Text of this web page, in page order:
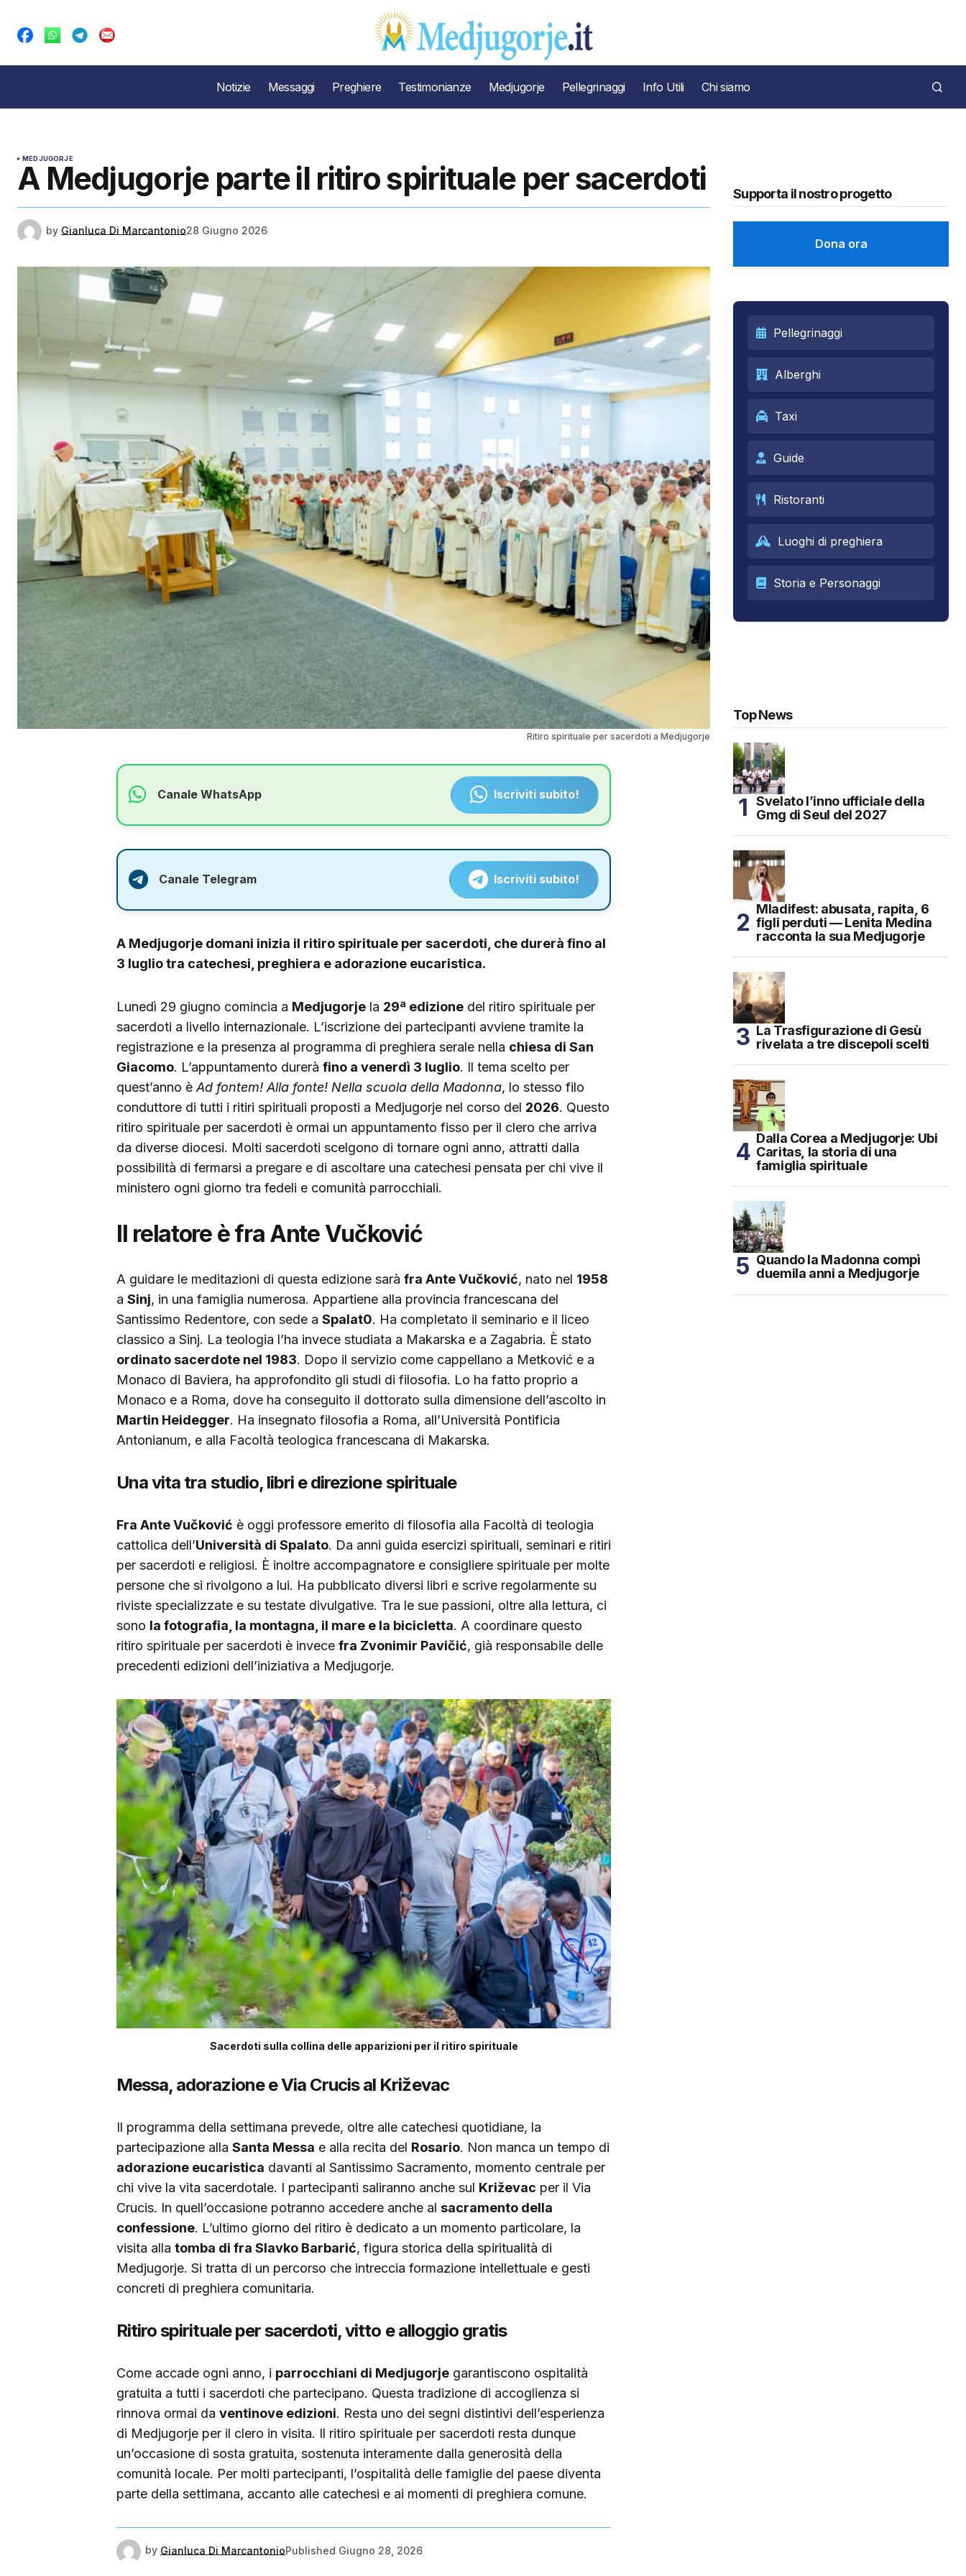
Notizie Messaggi Preghiere Testimonianze Medjugorje Pellegrinaggi Info Utili Chi siamo
MEDJUGORJE
A Medjugorje parte il ritiro spirituale per sacerdoti
by Gianluca Di Marcantonio28 Giugno 2026
Ritiro spirituale per sacerdoti a Medjugorje
Canale WhatsApp Iscriviti subito!
Canale Telegram Iscriviti subito!
A Medjugorje domani inizia il ritiro spirituale per sacerdoti, che durerà fino al
3 luglio tra catechesi, preghiera e adorazione eucaristica.
Lunedì 29 giugno comincia a Medjugorje la 29ª edizione del ritiro spirituale per
sacerdoti a livello internazionale. L’iscrizione dei partecipanti avviene tramite la
registrazione e la presenza al programma di preghiera serale nella chiesa di San
Giacomo. L’appuntamento durerà fino a venerdì 3 luglio. Il tema scelto per
quest’anno è Ad fontem! Alla fonte! Nella scuola della Madonna, lo stesso filo
conduttore di tutti i ritiri spirituali proposti a Medjugorje nel corso del 2026. Questo
ritiro spirituale per sacerdoti è ormai un appuntamento fisso per il clero che arriva
da diverse diocesi. Molti sacerdoti scelgono di tornare ogni anno, attratti dalla
possibilità di fermarsi a pregare e di ascoltare una catechesi pensata per chi vive il
ministero ogni giorno tra fedeli e comunità parrocchiali.
Il relatore è fra Ante Vučković
A guidare le meditazioni di questa edizione sarà fra Ante Vučković, nato nel 1958
a Sinj, in una famiglia numerosa. Appartiene alla provincia francescana del
Santissimo Redentore, con sede a Spalat0. Ha completato il seminario e il liceo
classico a Sinj. La teologia l’ha invece studiata a Makarska e a Zagabria. È stato
ordinato sacerdote nel 1983. Dopo il servizio come cappellano a Metković e a
Monaco di Baviera, ha approfondito gli studi di filosofia. Lo ha fatto proprio a
Monaco e a Roma, dove ha conseguito il dottorato sulla dimensione dell’ascolto in
Martin Heidegger. Ha insegnato filosofia a Roma, all’Università Pontificia
Antonianum, e alla Facoltà teologica francescana di Makarska.
Una vita tra studio, libri e direzione spirituale
Fra Ante Vučković è oggi professore emerito di filosofia alla Facoltà di teologia
cattolica dell’Università di Spalato. Da anni guida esercizi spirituali, seminari e ritiri
per sacerdoti e religiosi. È inoltre accompagnatore e consigliere spirituale per molte
persone che si rivolgono a lui. Ha pubblicato diversi libri e scrive regolarmente su
riviste specializzate e su testate divulgative. Tra le sue passioni, oltre alla lettura, ci
sono la fotografia, la montagna, il mare e la bicicletta. A coordinare questo
ritiro spirituale per sacerdoti è invece fra Zvonimir Pavičić, già responsabile delle
precedenti edizioni dell’iniziativa a Medjugorje.
Sacerdoti sulla collina delle apparizioni per il ritiro spirituale
Messa, adorazione e Via Crucis al Križevac
Il programma della settimana prevede, oltre alle catechesi quotidiane, la
partecipazione alla Santa Messa e alla recita del Rosario. Non manca un tempo di
adorazione eucaristica davanti al Santissimo Sacramento, momento centrale per
chi vive la vita sacerdotale. I partecipanti saliranno anche sul Križevac per il Via
Crucis. In quell’occasione potranno accedere anche al sacramento della
confessione. L’ultimo giorno del ritiro è dedicato a un momento particolare, la
visita alla tomba di fra Slavko Barbarić, figura storica della spiritualità di
Medjugorje. Si tratta di un percorso che intreccia formazione intellettuale e gesti
concreti di preghiera comunitaria.
Ritiro spirituale per sacerdoti, vitto e alloggio gratis
Come accade ogni anno, i parrocchiani di Medjugorje garantiscono ospitalità
gratuita a tutti i sacerdoti che partecipano. Questa tradizione di accoglienza si
rinnova ormai da ventinove edizioni. Resta uno dei segni distintivi dell’esperienza
di Medjugorje per il clero in visita. Il ritiro spirituale per sacerdoti resta dunque
un’occasione di sosta gratuita, sostenuta interamente dalla generosità della
comunità locale. Per molti partecipanti, l’ospitalità delle famiglie del paese diventa
parte della settimana, accanto alle catechesi e ai momenti di preghiera comune.
by Gianluca Di MarcantonioPublished Giugno 28, 2026
Supporta il nostro progetto
Dona ora
Pellegrinaggi
Alberghi
Taxi
Guide
Ristoranti
Luoghi di preghiera
Storia e Personaggi
Top News
Svelato l’inno ufficiale della
Gmg di Seul del 2027
Mladifest: abusata, rapita, 6
figli perduti — Lenita Medina
racconta la sua Medjugorje
La Trasfigurazione di Gesù
rivelata a tre discepoli scelti
Dalla Corea a Medjugorje: Ubi
Caritas, la storia di una
famiglia spirituale
Quando la Madonna compì
duemila anni a Medjugorje